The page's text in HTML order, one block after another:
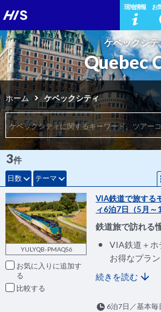
現地情報
お
ケベックシテ
Quebec
ホーム ケベックシティ
日数 テーマ
3件
YULYQB-PMAQS6
お気に入りに追加
比較
VIA鉄道で旅する
ィ6泊7日（5月～
鉄道旅で訪れる
VIA鉄道＋ホ
お得なプラ
続きを読む
6泊7日／基本毎